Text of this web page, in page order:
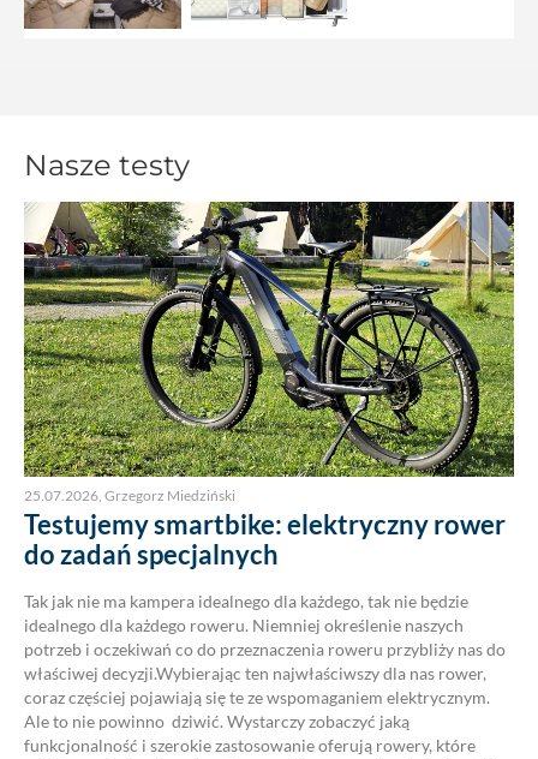
Nasze testy
25.07.2026, Grzegorz Miedziński
Testujemy smartbike: elektryczny rower
do zadań specjalnych
Tak jak nie ma kampera idealnego dla każdego, tak nie będzie
idealnego dla każdego roweru. Niemniej określenie naszych
potrzeb i oczekiwań co do przeznaczenia roweru przybliży nas do
właściwej decyzji.Wybierając ten najwłaściwszy dla nas rower,
coraz częściej pojawiają się te ze wspomaganiem elektrycznym.
Ale to nie powinno dziwić. Wystarczy zobaczyć jaką
funkcjonalność i szerokie zastosowanie oferują rowery, które